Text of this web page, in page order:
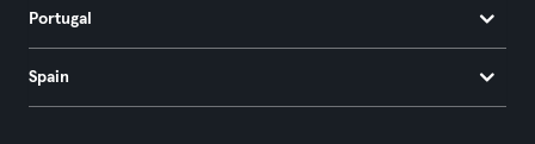
Portugal
Spain